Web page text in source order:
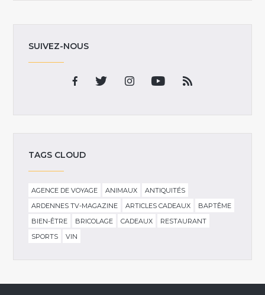
SUIVEZ-NOUS
TAGS CLOUD
AGENCE DE VOYAGE ANIMAUX
ANTIQUITÉS
ARDENNES TV-MAGAZINE
ARTICLES CADEAUX
BAPTÊME
BIEN-ÊTRE
BRICOLAGE CADEAUX
RESTAURANT
SPORTS
VIN